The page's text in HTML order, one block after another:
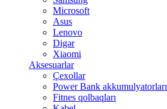
Microsoft
Asus
Lenovo
Digər
Xiaomi
Aksesuarlar
Çexollar
Power Bank akkumulyatorları
Fitnes qolbaqları